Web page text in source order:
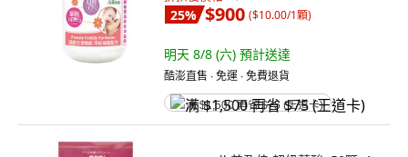
25% $900 ($10.00/1顆)
明天 8/8 (六) 預計送達
酷澎直售 ∙ 免運 ∙ 免費退貨
满 $1,500 再省 $75 (王道卡)